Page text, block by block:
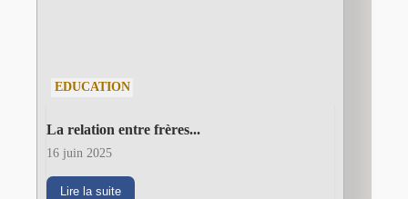
EDUCATION
La relation entre frères...
16 juin 2025
Lire la suite